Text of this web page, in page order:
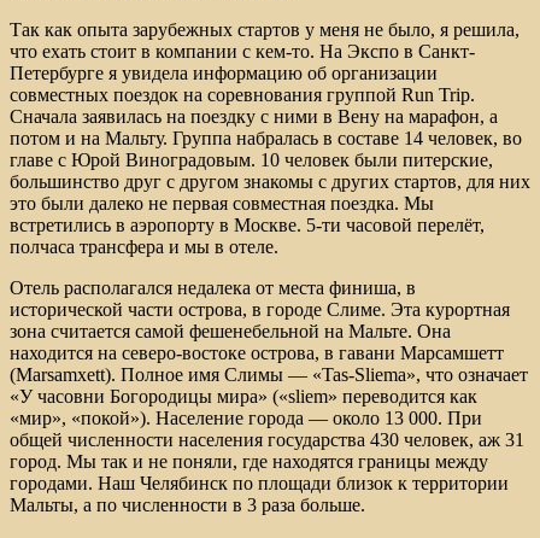
Так как опыта зарубежных стартов у меня не было, я решила,
что ехать стоит в компании с кем-то. На Экспо в Санкт-
Петербурге я увидела информацию об организации
совместных поездок на соревнования группой Run Trip.
Сначала заявилась на поездку с ними в Вену на марафон, а
потом и на Мальту. Группа набралась в составе 14 человек, во
главе с Юрой Виноградовым. 10 человек были питерские,
большинство друг с другом знакомы с других стартов, для них
это были далеко не первая совместная поездка. Мы
встретились в аэропорту в Москве. 5-ти часовой перелёт,
полчаса трансфера и мы в отеле.
Отель располагался недалека от места финиша, в
исторической части острова, в городе Слиме. Эта курортная
зона считается самой фешенебельной на Мальте. Она
находится на северо-востоке острова, в гавани Марсамшетт
(Marsamxett). Полное имя Слимы — «Tas-Sliema», что означает
«У часовни Богородицы мира» («sliem» переводится как
«мир», «покой»). Население города — около 13 000. При
общей численности населения государства 430 человек, аж 31
город. Мы так и не поняли, где находятся границы между
городами. Наш Челябинск по площади близок к территории
Мальты, а по численности в 3 раза больше.